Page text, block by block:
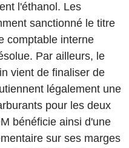
l'éthanol. Les
sanctionné le titre
comptable interne
Par ailleurs, le
vient de finaliser de
légalement une
pour les deux
bénéficie ainsi d'une
sur ses marges